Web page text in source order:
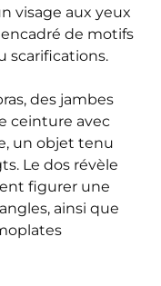
visage aux yeux
de motifs
scarifications.
des jambes
ceinture avec
un objet tenu
Le dos révèle
figurer une
ainsi que